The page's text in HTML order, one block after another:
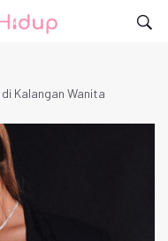
Kalangan Wanita